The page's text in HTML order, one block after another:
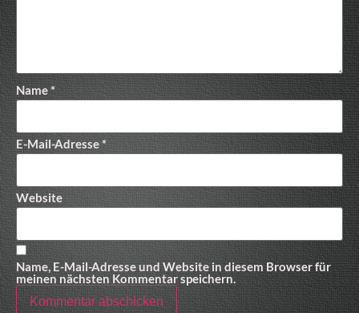
Name*
E-Mail-Adresse*
Website
Name, E-Mail-Adresse und Website in diesem Browser für
meinen nächsten Kommentar speichern.